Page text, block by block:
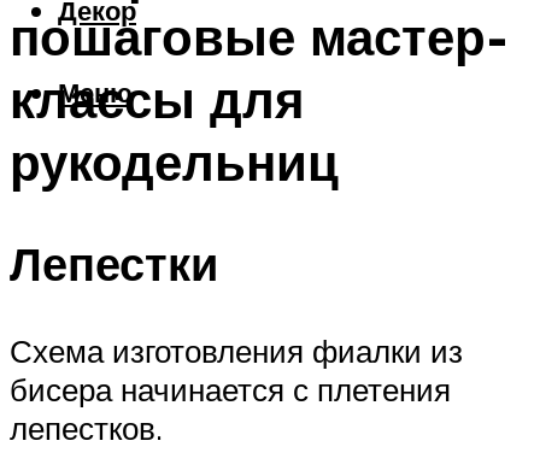
Декор
Меню
пошаговые мастер-
классы для
рукодельниц
Лепестки
Схема изготовления фиалки из
бисера начинается с плетения
лепестков.